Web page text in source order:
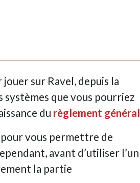
sur Ravel, depuis la
que vous pourriez
du règlement général
vous permettre de
avant d’utiliser l’un
la partie